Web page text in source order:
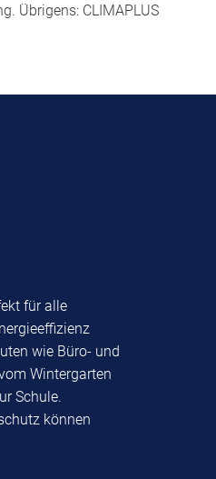
Übrigens: CLIMAPLUS
für alle
wie Büro- und
Wintergarten
Schule.
können